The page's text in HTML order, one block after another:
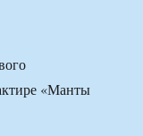
«Манты